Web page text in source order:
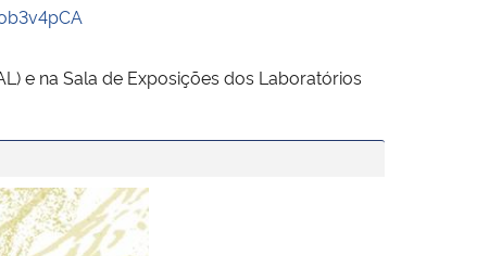
e na Sala de Exposições dos Laboratórios